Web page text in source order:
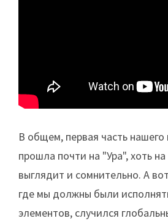
В общем, первая часть нашего
прошла почти на "Ура", хоть
выглядит и сомнительно. А
где мы должны были
элементов, случился